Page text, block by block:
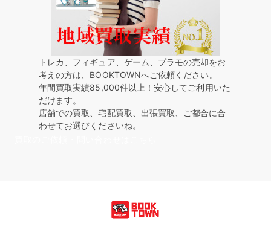
トレカ、フィギュア、ゲーム、プラモの売却をお
考えの方は、BOOKTOWNへご依頼ください。
年間買取実績85,000件以上！安心してご利用いた
だけます。
店舗での買取、宅配買取、出張買取、ご都合に合
わせてお選びくださいね。